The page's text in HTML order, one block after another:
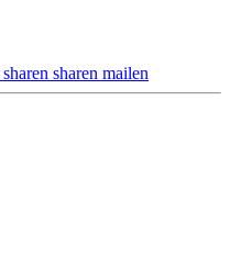
sharen sharen mailen